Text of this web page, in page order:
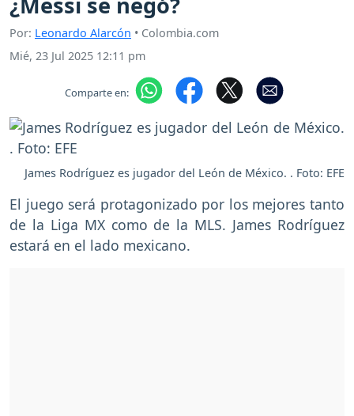
Por: Leonardo Alarcón • Colombia.com
Mié, 23 Jul 2025 12:11 pm
Comparte en:
James Rodríguez es jugador del León de México. . Foto: EFE
El juego será protagonizado por los mejores tanto
de la Liga MX como de la MLS. James Rodríguez
estará en el lado mexicano.